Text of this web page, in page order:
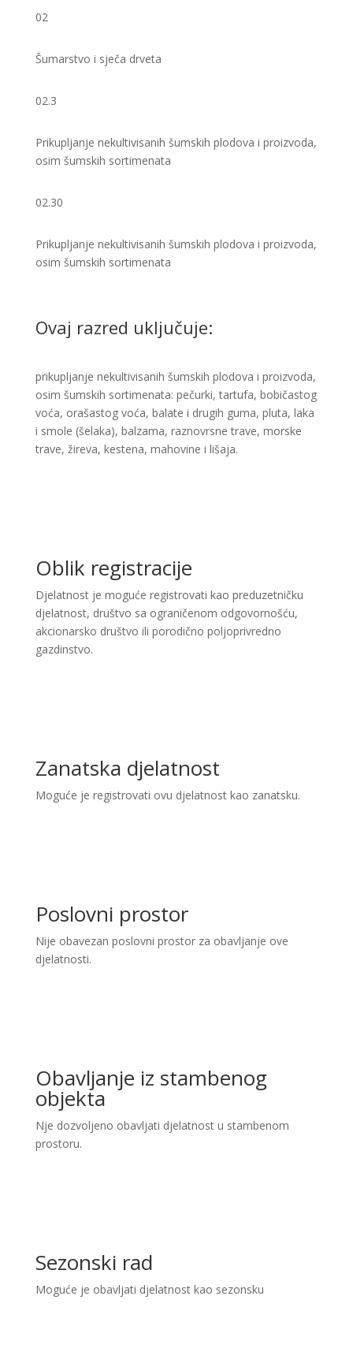
02
Šumarstvo i sječa drveta
02.3
Prikupljanje nekultivisanih šumskih plodova i proizvoda,
osim šumskih sortimenata
02.30
Prikupljanje nekultivisanih šumskih plodova i proizvoda,
osim šumskih sortimenata
Ovaj razred uključuje:
prikupljanje nekultivisanih šumskih plodova i proizvoda,
osim šumskih sortimenata: pečurki, tartufa, bobičastog
voća, orašastog voća, balate i drugih guma, pluta, laka
i smole (šelaka), balzama, raznovrsne trave, morske
trave, žireva, kestena, mahovine i lišaja.
Oblik registracije
Djelatnost je moguće registrovati kao preduzetničku
djelatnost, društvo sa ograničenom odgovornošću,
akcionarsko društvo ili porodično poljoprivredno
gazdinstvo.
Zanatska djelatnost
Moguće je registrovati ovu djelatnost kao zanatsku.
Poslovni prostor
Nije obavezan poslovni prostor za obavljanje ove
djelatnosti.
Obavljanje iz stambenog
objekta
Nje dozvoljeno obavljati djelatnost u stambenom
prostoru.
Sezonski rad
Moguće je obavljati djelatnost kao sezonsku